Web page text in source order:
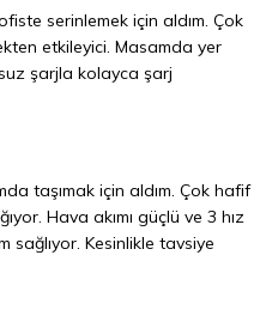
serinlemek için aldım. Çok
etkileyici. Masamda yer
şarjla kolayca şarj
taşımak için aldım. Çok hafif
Hava akımı güçlü ve 3 hız
sağlıyor. Kesinlikle tavsiye